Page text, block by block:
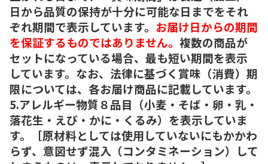
日から品質の保持が十分に可能な日までをそれ
ぞれ期間で表示しています。 お届け日からの期間
を保証するものではありません。 複数の商品が
セットになっている場合、最も短い期間を表示
しています。なお、法律に基づく賞味（消費）期
限については、各お届け商品に記載しています。
5.アレルギー物質８品目（小麦・そば・卵・乳・
落花生・えび・かに・くるみ）を表示していま
す。［原材料としては使用していないにもかかわ
らず、意図せず混入（コンタミネーション）して